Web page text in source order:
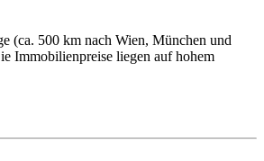
(ca. 500 km nach Wien, München und
Immobilienpreise liegen auf hohem